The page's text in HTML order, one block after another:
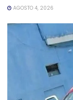
AGOSTO 4, 2026